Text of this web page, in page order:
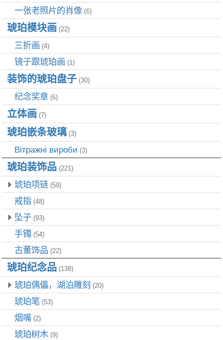
一张老照片的肖像 (6)
琥珀模块画 (22)
三折画 (4)
镜子跟琥珀画 (1)
装饰的琥珀盘子 (30)
纪念奖章 (6)
立体画 (7)
琥珀嵌条玻璃 (3)
Вітражні вироби (3)
琥珀装饰品 (221)
琥珀项链 (59)
戒指 (48)
坠子 (93)
手镯 (54)
古董饰品 (22)
琥珀纪念品 (138)
琥珀偶儡，湖泊雕刻 (20)
琥珀笔 (53)
烟嘴 (2)
琥珀树木 (9)